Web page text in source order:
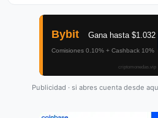
Publicidad · si abres cuenta desde